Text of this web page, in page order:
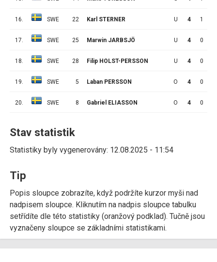
16. SWE 22 Karl STERNER U 4 1
17. SWE 25 Marwin JARBSJÖ U 4 0
18. SWE 28 Filip HOLST-PERSSON U 4 0
19. SWE 5 Laban PERSSON O 4 0
20. SWE 8 Gabriel ELIASSON O 4 0
Stav statistik
Statistiky byly vygenerovány: 12.08.2025 - 11:54
Tip
Popis sloupce zobrazíte, když podržíte kurzor myši nad
nadpisem sloupce. Kliknutím na nadpis sloupce tabulku
setřídíte dle této statistiky (oranžový podklad). Tučně jsou
vyznačeny sloupce se základními statistikami.